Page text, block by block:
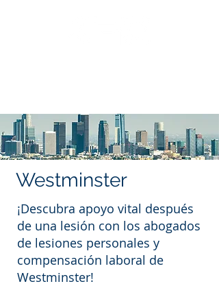
Westminster
¡Descubra apoyo vital después
de una lesión con los abogados
de lesiones personales y
compensación laboral de
Westminster!